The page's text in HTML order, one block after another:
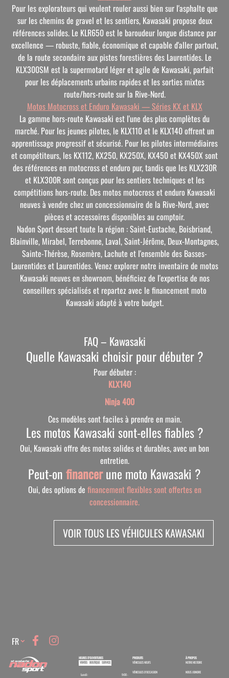
Pour les explorateurs qui veulent rouler aussi bien sur l'asphalte que
sur les chemins de gravel et les sentiers, Kawasaki propose deux
références solides. Le KLR650 est le baroudeur longue distance par
excellence — robuste, fiable, économique et capable d'aller partout,
de la route secondaire aux pistes forestières des Laurentides. Le
KLX300SM est la supermotard léger et agile de Kawasaki, parfait
pour les déplacements urbains rapides et les sorties mixtes
route/hors-route sur la Rive-Nord.
Motos Motocross et Enduro Kawasaki — Séries KX et KLX
La gamme hors-route Kawasaki est l'une des plus complètes du
marché. Pour les jeunes pilotes, le KLX110 et le KLX140 offrent un
apprentissage progressif et sécurisé. Pour les pilotes intermédiaires
et compétiteurs, les KX112, KX250, KX250X, KX450 et KX450X sont
des références en motocross et enduro pur, tandis que les KLX230R
et KLX300R sont conçus pour les sentiers techniques et les
compétitions hors-route. Des motos motocross et enduro Kawasaki
neuves à vendre chez un concessionnaire de la Rive-Nord, avec
pièces et accessoires disponibles au comptoir.
Nadon Sport dessert toute la région : Saint-Eustache, Boisbriand,
Blainville, Mirabel, Terrebonne, Laval, Saint-Jérôme, Deux-Montagnes,
Sainte-Thérèse, Rosemère, Lachute et l'ensemble des Basses-
Laurentides et Laurentides. Venez explorer notre inventaire de motos
Kawasaki neuves en showroom, bénéficiez de l'expertise de nos
conseillers spécialisés et repartez avec le financement moto
Kawasaki adapté à votre budget.
FAQ – Kawasaki
Quelle Kawasaki choisir pour débuter ?
Pour débuter :
KLX140
Ninja 400
Ces modèles sont faciles à prendre en main.
Les motos Kawasaki sont-elles fiables ?
Oui, Kawasaki offre des motos solides et durables, avec un bon
entretien.
Peut-onfinancerune moto Kawasaki ?
Oui, des options de financement flexibles sont offertes en
concessionnaire.
VOIR TOUS LES VÉHICULES KAWASAKI
Language
FR
HEURES D'OUVERTURES
VENTES BOUTIQUE SERVICE
Lundi :
9:00 -
À PROPOS
NOTRE HISTOIRE
NOUS JOINDRE
PRODUITS
VÉHICULES NEUFS
VÉHICULES D'OCCASION